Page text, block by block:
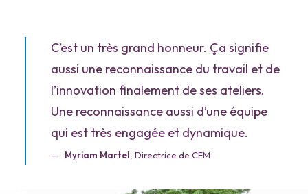
C’est un très grand honneur. Ça signifie
aussi une reconnaissance du travail et de
l’innovation finalement de ses ateliers.
Une reconnaissance aussi d’une équipe
qui est très engagée et dynamique.
Myriam Martel , Directrice de CFM